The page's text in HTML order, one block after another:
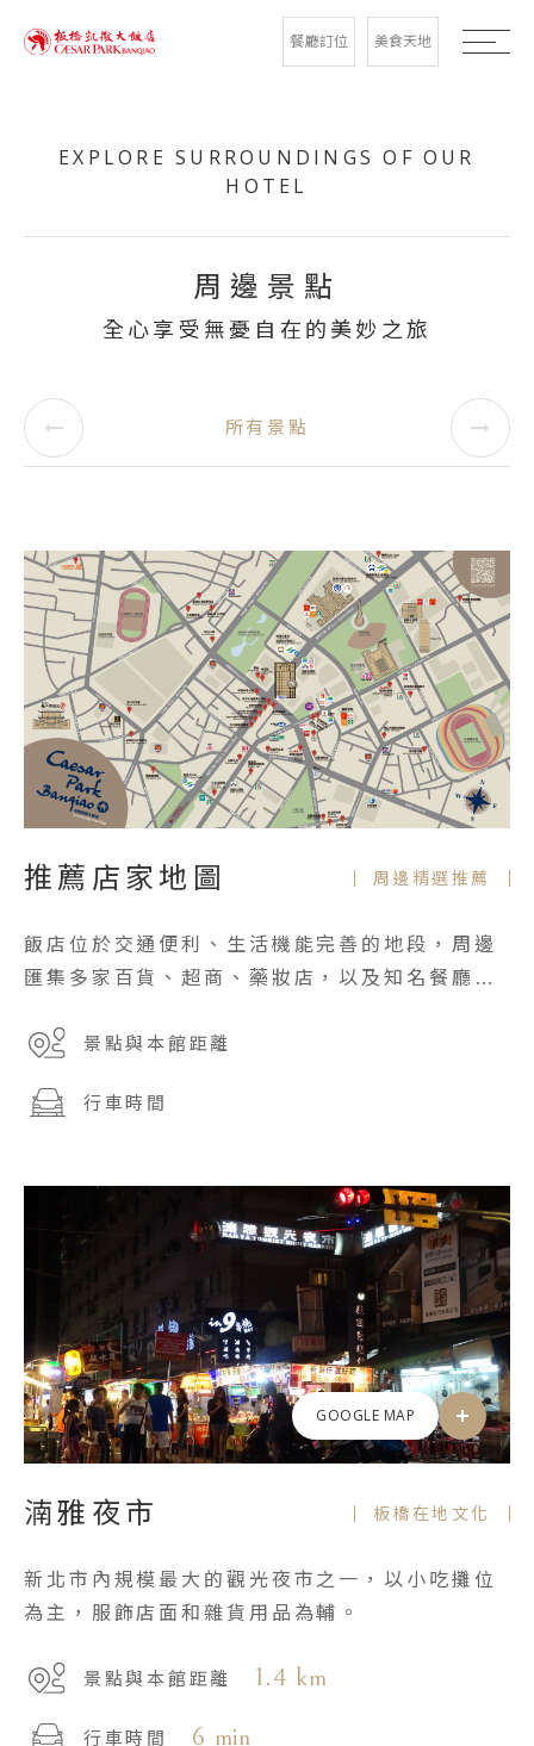
餐廳訂位 美食天地
EXPLORE SURROUNDINGS OF OUR
HOTEL
周邊景點
全心享受無憂自在的美妙之旅
所有景點
推薦店家地圖 周邊精選推薦
飯店位於交通便利、生活機能完善的地段，周邊
匯集多家百貨、超商、藥妝店，以及知名餐廳與
景點與本館距離
行車時間
GOOGLE MAP
湳雅夜市 板橋在地文化
新北市內規模最大的觀光夜市之一，以小吃攤位
為主，服飾店面和雜貨用品為輔。
景點與本館距離 1.4 km
行車時間 6 min